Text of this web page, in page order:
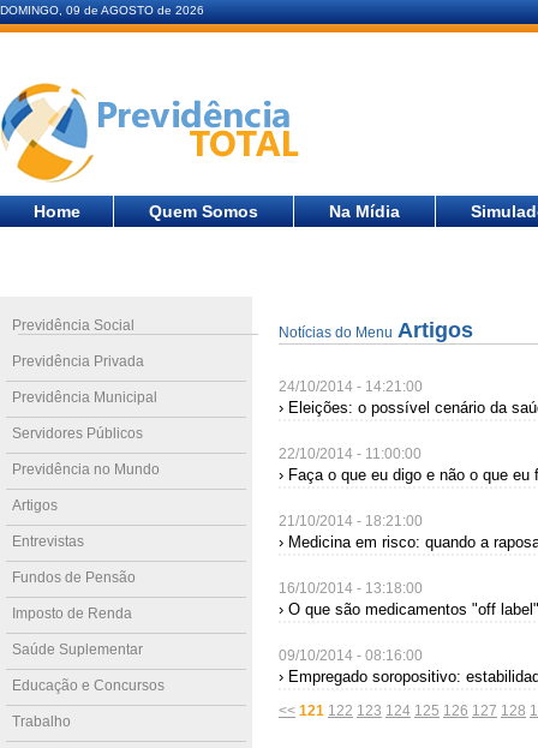
DOMINGO, 09 de AGOSTO de 2026
Home Quem Somos Na Mídia
Previdência Social
Previdência Privada
Previdência Municipal
Servidores Públicos
Previdência no Mundo
Artigos
Entrevistas
Fundos de Pensão
Imposto de Renda
Saúde Suplementar
Educação e Concursos
Trabalho
Notícias do Menu Artigos
24/10/2014 - 14:21:00
› Eleições: o possível cenário da
22/10/2014 - 11:00:00
› Faça o que eu digo e não o que eu
21/10/2014 - 18:21:00
› Medicina em risco: quando a
16/10/2014 - 13:18:00
› O que são medicamentos "off label"
09/10/2014 - 08:16:00
› Empregado soropositivo:
<< 121 122 123 124 125 126 127 128